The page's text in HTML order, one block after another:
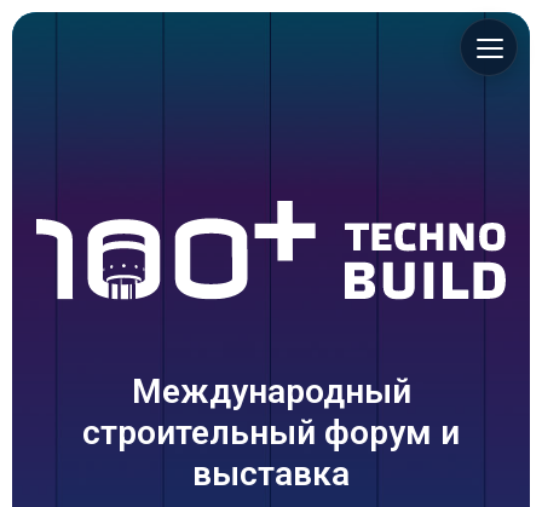
Международный
строительный форум и
выставка